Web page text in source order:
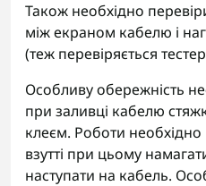
Також необхідно
між екраном кабелю і
(теж перевіряється
Особливу обережність
при заливці кабелю
клеєм. Роботи
взутті при цьому
наступати на кабель.